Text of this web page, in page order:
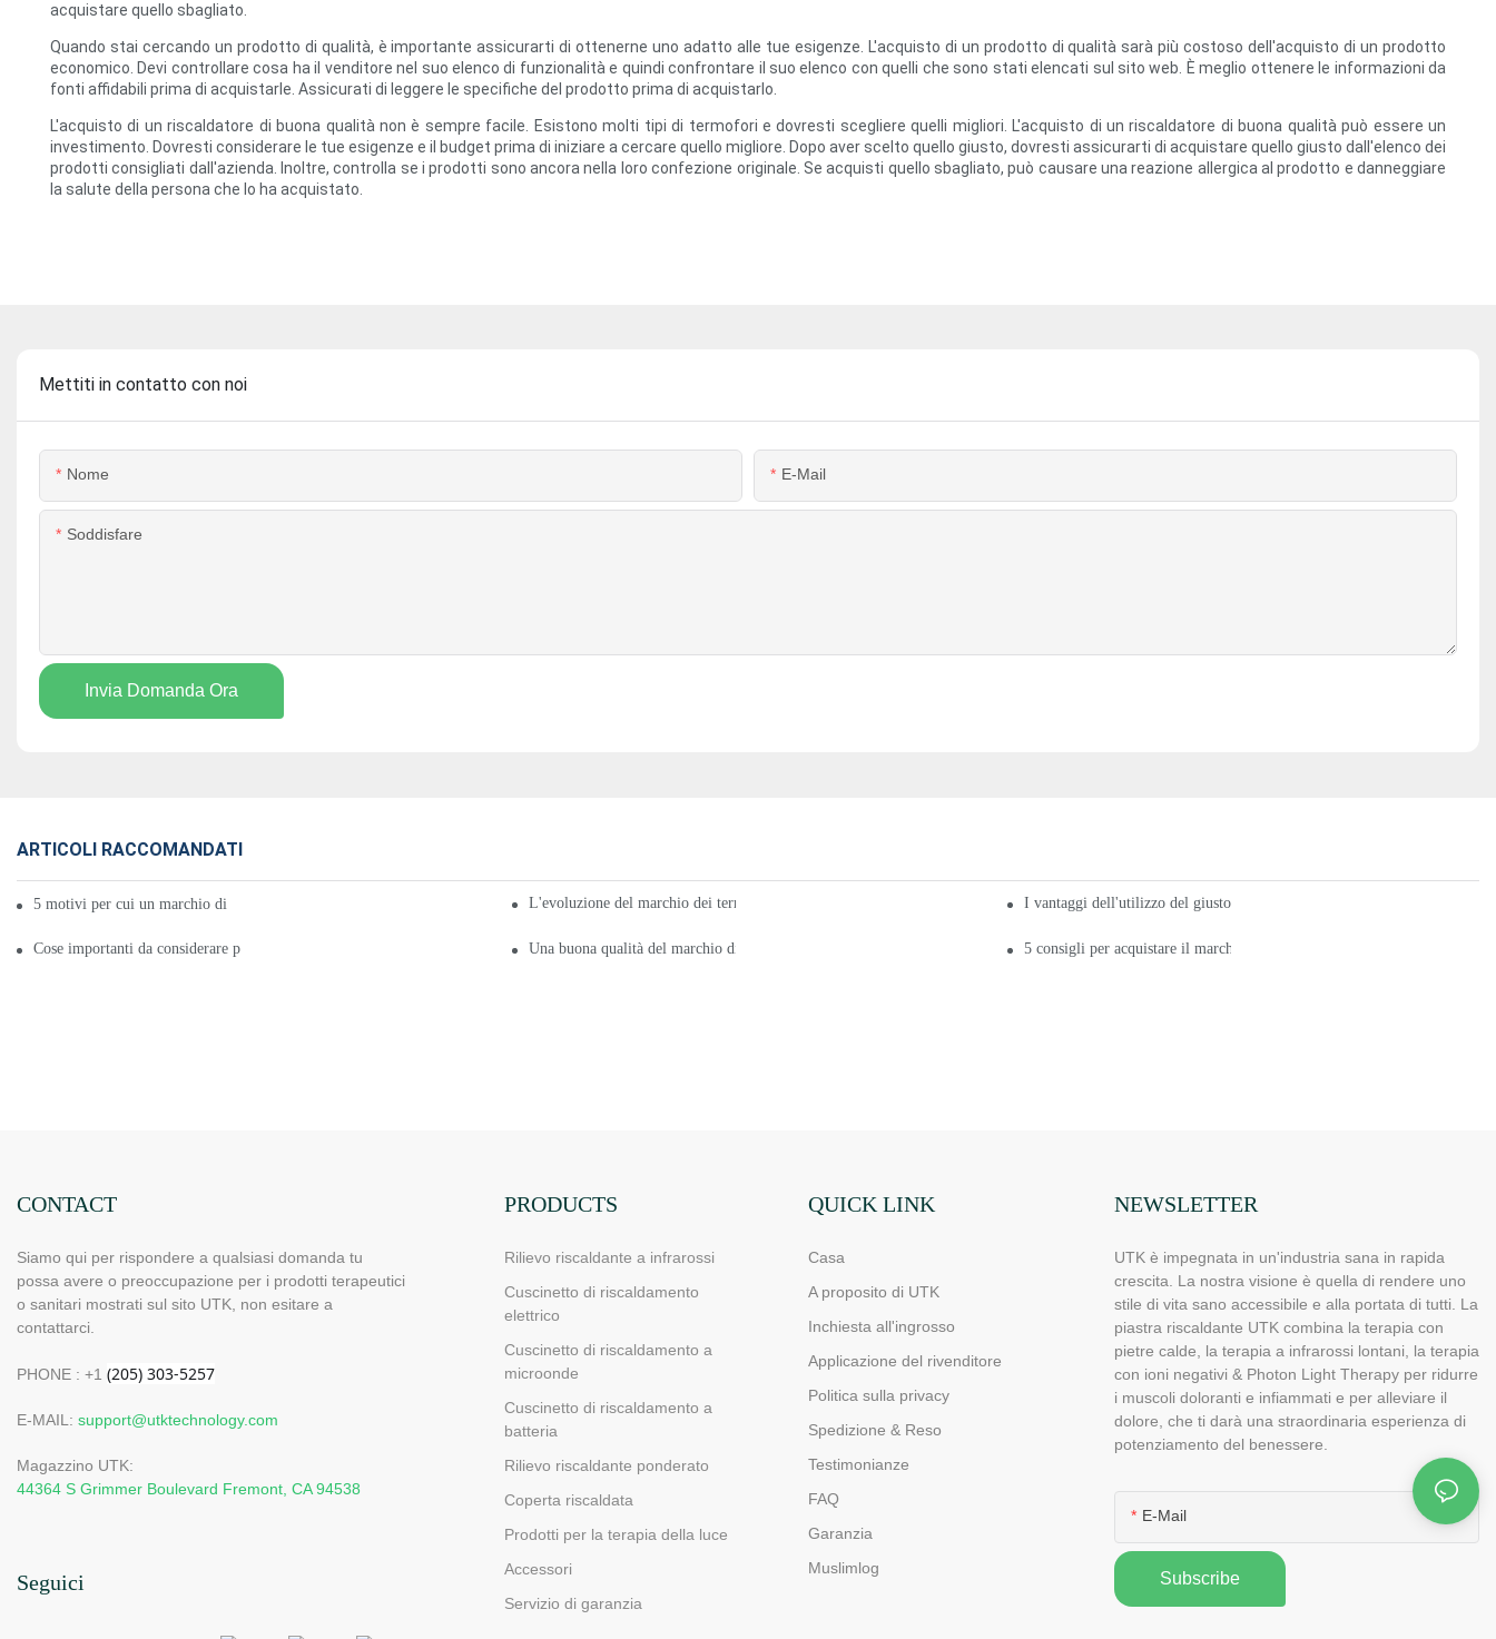
acquistare quello sbagliato.
Quando stai cercando un prodotto di qualità, è importante assicurarti di ottenerne uno adatto alle tue esigenze. L'acquisto di un prodotto di qualità sarà più costoso dell'acquisto di un prodotto
economico. Devi controllare cosa ha il venditore nel suo elenco di funzionalità e quindi confrontare il suo elenco con quelli che sono stati elencati sul sito web. È meglio ottenere le informazioni da
fonti affidabili prima di acquistarle. Assicurati di leggere le specifiche del prodotto prima di acquistarlo.
L'acquisto di un riscaldatore di buona qualità non è sempre facile. Esistono molti tipi di termofori e dovresti scegliere quelli migliori. L'acquisto di un riscaldatore di buona qualità può essere un
investimento. Dovresti considerare le tue esigenze e il budget prima di iniziare a cercare quello migliore. Dopo aver scelto quello giusto, dovresti assicurarti di acquistare quello giusto dall'elenco dei
prodotti consigliati dall'azienda. Inoltre, controlla se i prodotti sono ancora nella loro confezione originale. Se acquisti quello sbagliato, può causare una reazione allergica al prodotto e danneggiare
la salute della persona che lo ha acquistato.
Mettiti in contatto con noi
Nome E-Mail
Soddisfare
Invia Domanda Ora
ARTICOLI RACCOMANDATI
5 motivi per cui un marchio di piastre riscaldanti è buono per te L'evoluzione del marchio dei termofori in Cina I vantaggi dell'utilizzo del giusto marchio di piastre riscaldanti
Cose importanti da considerare prima di acquistare una marca di termofori Una buona qualità del marchio di piastre riscaldanti 5 consigli per acquistare il marchio giusto di termofori
CONTACT
Siamo qui per rispondere a qualsiasi domanda tu
possa avere o preoccupazione per i prodotti terapeutici
o sanitari mostrati sul sito UTK, non esitare a
contattarci.
PHONE : +1
E-MAIL: support@utktechnology.com
Magazzino UTK:
44364 S Grimmer Boulevard Fremont, CA 94538
Seguici
PRODUCTS
Rilievo riscaldante a infrarossi
Cuscinetto di riscaldamento
elettrico
Cuscinetto di riscaldamento a
microonde
Cuscinetto di riscaldamento a
batteria
Rilievo riscaldante ponderato
Coperta riscaldata
Prodotti per la terapia della luce
Accessori
Servizio di garanzia
QUICK LINK
Casa
A proposito di UTK
Inchiesta all'ingrosso
Applicazione del rivenditore
Politica sulla privacy
Spedizione & Reso
Testimonianze
FAQ
Garanzia
Muslimlog
NEWSLETTER
UTK è impegnata in un'industria sana in rapida
crescita. La nostra visione è quella di rendere uno
stile di vita sano accessibile e alla portata di tutti. La
piastra riscaldante UTK combina la terapia con
pietre calde, la terapia a infrarossi lontani, la terapia
con ioni negativi & Photon Light Therapy per ridurre
i muscoli doloranti e infiammati e per alleviare il
dolore, che ti darà una straordinaria esperienza di
potenziamento del benessere.
E-Mail
Subscribe